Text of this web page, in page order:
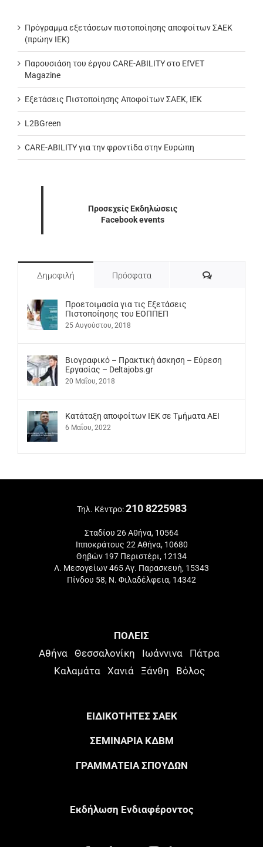
Πρόγραμμα εξετάσεων πιστοποίησης αποφοίτων ΣΑΕΚ
(πρώην ΙΕΚ)
Παρουσιάση του έργου CARE-ABILITY στο EfVET
Magazine
Εξετάσεις Πιστοποίησης Αποφοίτων ΣΑΕΚ, ΙΕΚ
L2BGreen
CARE-ABILITY για την φροντίδα στην Ευρώπη
Προσεχείς Εκδηλώσεις
Facebook events
Δημοφιλή Πρόσφατα Σχόλια
Προετοιμασία για τις Εξετάσεις
Πιστοποίησης του ΕΟΠΠΕΠ
25 Αυγούστου, 2018
Βιογραφικό – Πρακτική άσκηση – Εύρεση
Εργασίας – Deltajobs.gr
20 Μαΐου, 2018
Kατάταξη αποφοίτων ΙΕΚ σε Τμήματα ΑΕΙ
6 Μαΐου, 2022
Τηλ. Κέντρο:210 8225983
Σταδίου 26 Αθήνα, 10564
Ιπποκράτους 22 Αθήνα, 10680
Θηβών 197 Περιστέρι, 12134
Λ. Μεσογείων 465 Αγ. Παρασκευή, 15343
Πίνδου 58, Ν. Φιλαδέλφεια, 14342
ΠΟΛΕΙΣ
Αθήνα Θεσσαλονίκη Ιωάννινα
Πάτρα
Καλαμάτα
Χανιά Ξάνθη Βόλος
ΕΙΔΙΚΟΤΗΤΕΣ ΣΑΕΚ
ΣΕΜΙΝΑΡΙΑ ΚΔΒΜ
ΓΡΑΜΜΑΤΕΙΑ ΣΠΟΥΔΩΝ
Eκδήλωση Eνδιαφέροντος